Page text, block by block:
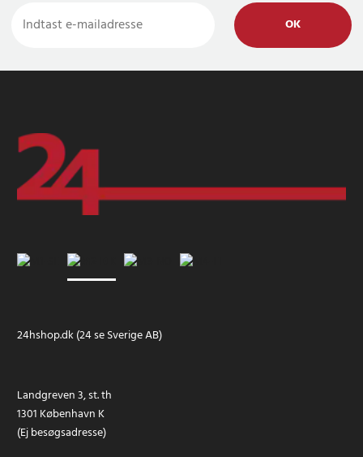
OK
24hshop.dk (24 se Sverige AB)
Landgreven 3, st. th
1301 København K
(Ej besøgsadresse)